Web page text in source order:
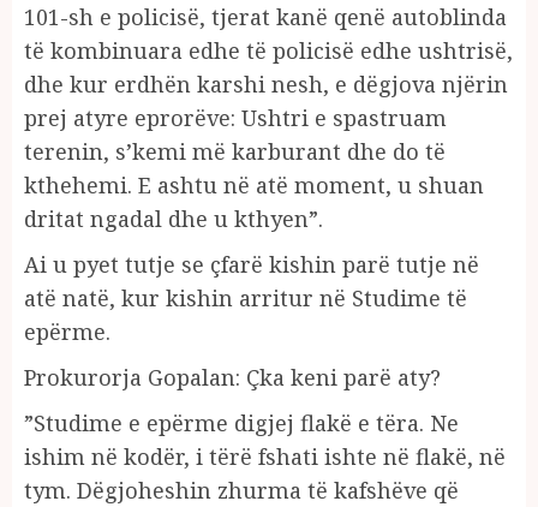
101-sh e policisë, tjerat kanë qenë autoblinda
të kombinuara edhe të policisë edhe ushtrisë,
dhe kur erdhën karshi nesh, e dëgjova njërin
prej atyre eprorëve: Ushtri e spastruam
terenin, s’kemi më karburant dhe do të
kthehemi. E ashtu në atë moment, u shuan
dritat ngadal dhe u kthyen”.
Ai u pyet tutje se çfarë kishin parë tutje në
atë natë, kur kishin arritur në Studime të
epërme.
Prokurorja Gopalan: Çka keni parë aty?
”Studime e epërme digjej flakë e tëra. Ne
ishim në kodër, i tërë fshati ishte në flakë, në
tym. Dëgjoheshin zhurma të kafshëve që